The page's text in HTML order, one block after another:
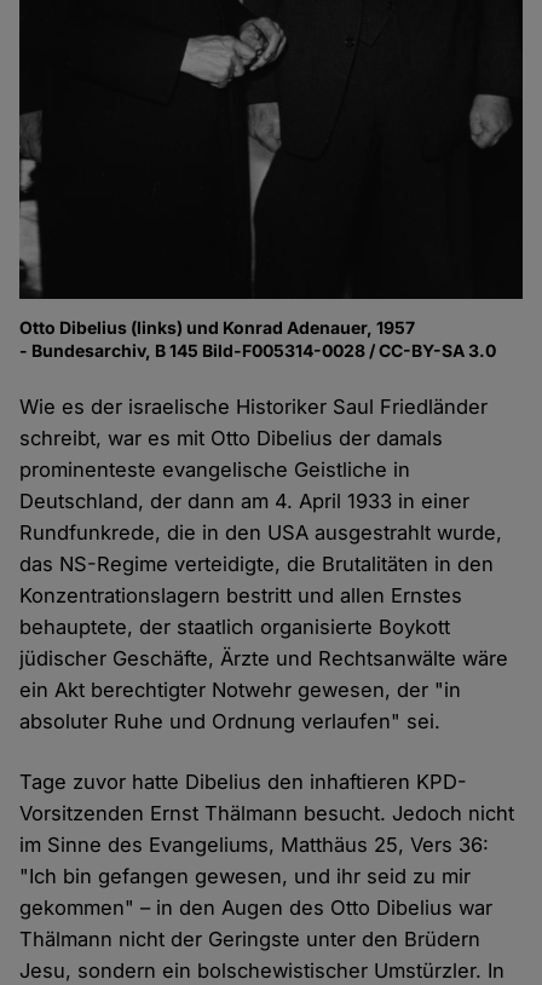
Otto Dibelius (links) und Konrad Adenauer, 1957
- Bundesarchiv, B 145 Bild-F005314-0028 / CC-BY-SA 3.0
Wie es der israelische Historiker Saul Friedländer
schreibt, war es mit Otto Dibelius der damals
prominenteste evangelische Geistliche in
Deutschland, der dann am 4. April 1933 in einer
Rundfunkrede, die in den USA ausgestrahlt wurde,
das NS-Regime verteidigte, die Brutalitäten in den
Konzentrationslagern bestritt und allen Ernstes
behauptete, der staatlich organisierte Boykott
jüdischer Geschäfte, Ärzte und Rechtsanwälte wäre
ein Akt berechtigter Notwehr gewesen, der "in
absoluter Ruhe und Ordnung verlaufen" sei.
Tage zuvor hatte Dibelius den inhaftieren KPD-
Vorsitzenden Ernst Thälmann besucht. Jedoch nicht
im Sinne des Evangeliums, Matthäus 25, Vers 36:
"Ich bin gefangen gewesen, und ihr seid zu mir
gekommen" – in den Augen des Otto Dibelius war
Thälmann nicht der Geringste unter den Brüdern
Jesu, sondern ein bolschewistischer Umstürzler. In